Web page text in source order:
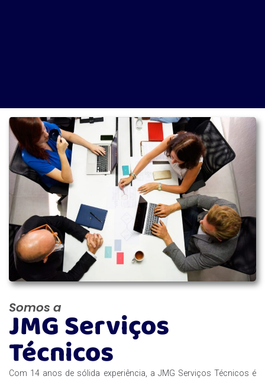
Somos a
JMG Serviços
Técnicos
Com 14 anos de sólida experiência, a JMG Serviços Técnicos é